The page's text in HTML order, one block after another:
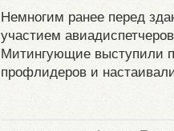
Немногим ранее перед
участием
Митингующие выступили
профлидеров и